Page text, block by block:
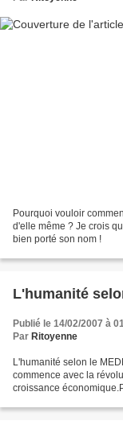
Pourquoi vouloir
d'elle même ? Je crois
bien porté son nom !
L'humanité
Publié le 14/02/2007 à
Par Ritoyenne
L'humanité selon le
commence avec la
croissance